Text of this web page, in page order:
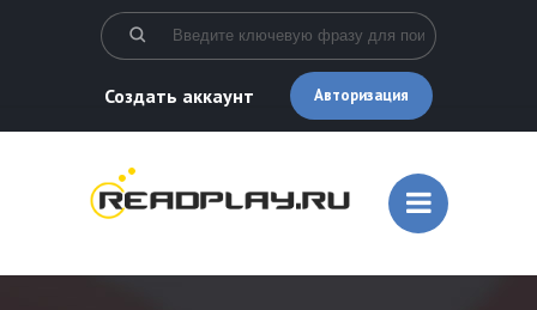
Создать аккаунт Авторизация